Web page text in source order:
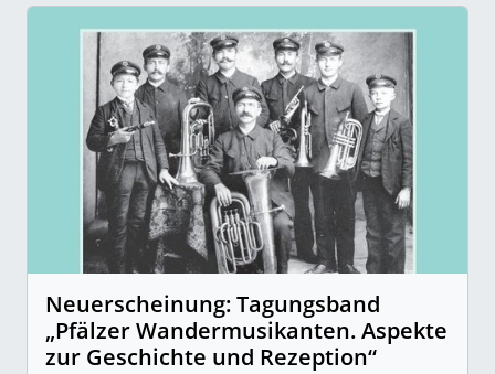
Neuerscheinung: Tagungsband
„Pfälzer Wandermusikanten. Aspekte
zur Geschichte und Rezeption“